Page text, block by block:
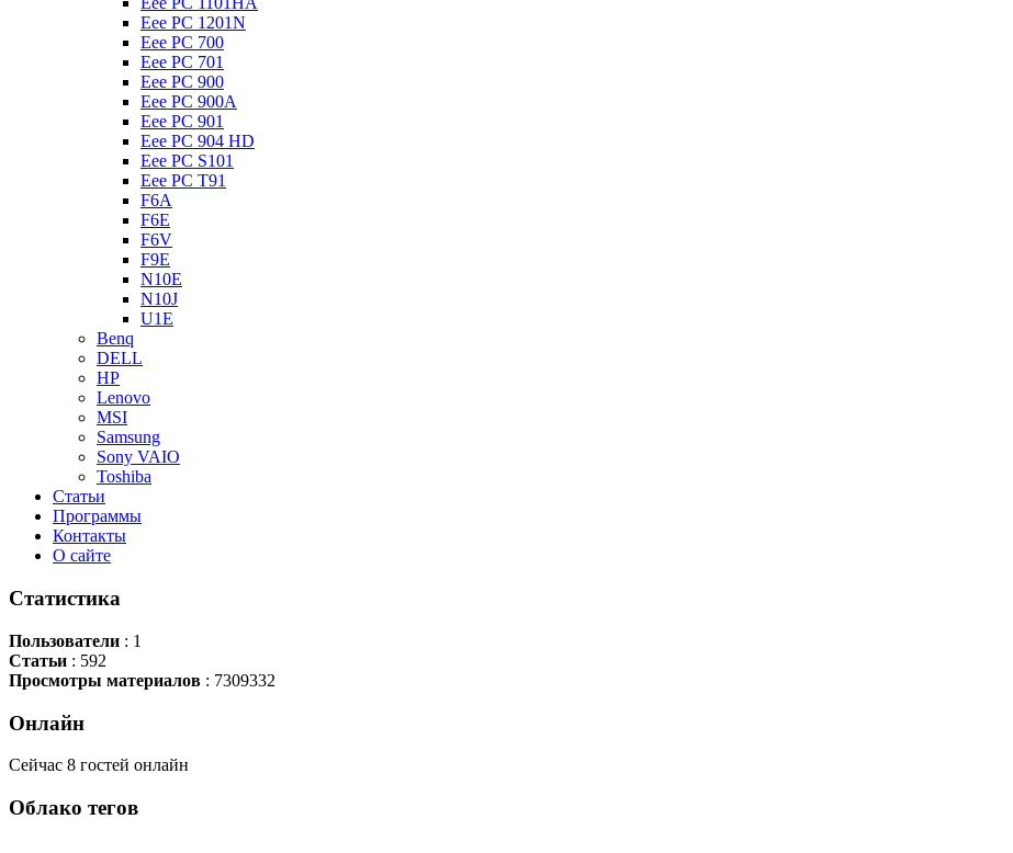
Eee PC 1201N
Eee PC 700
Eee PC 701
Eee PC 900
Eee PC 900A
Eee PC 901
Eee PC 904 HD
Eee PC S101
Eee PC T91
F6A
F6E
F6V
F9E
N10E
N10J
U1E
Benq
DELL
HP
Lenovo
MSI
Samsung
Sony VAIO
Toshiba
Статьи
Программы
Контакты
О сайте
Статистика
Пользователи : 1
Статьи : 592
Просмотры материалов : 7309332
Онлайн
Сейчас 8 гостей онлайн
Облако тегов